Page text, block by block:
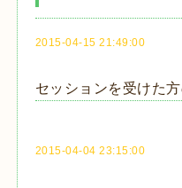
2015-04-15 21:49:00
セッションを受けた
2015-04-04 23:15:00